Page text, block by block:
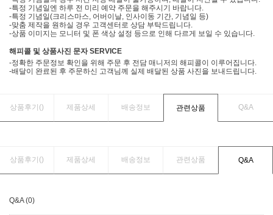
-특정 기념일엔 하루 전 미리 예약 주문을 해주시기 바랍니다.
-특정 기념일(크리스마스, 어버이날, 인사이동 기간, 기념일 등)
-맞춤 제작을 원하실 경우 고객센터로 상담 부탁드립니다.
-상품 이미지는 모니터 및 폰 색상 설정 등으로 인해 다르게 보일 수 있습니다.
해피콜 및 상품사진 문자 SERVICE
-정확한 주문정보 확인을 위해 주문 후 전담 매니저의 해피콜이 이루어집니다.
-배달이 완료된 후 주문하신 고객님께 실제 배달된 상품 사진을 보내드립니다.
상품후기() 제품상세 배송정보 관련상품 Q&A
상품후기() 제품상세 배송정보 관련상품 Q&A
Q&A (0)